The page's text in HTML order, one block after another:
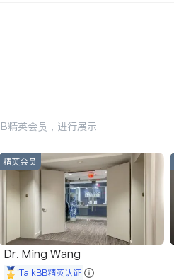
精英会员，进行展示
精英会员
Dr. Ming Wang
iTalkBB精英认证